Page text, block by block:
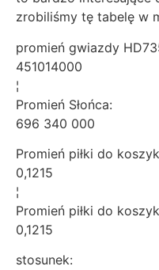
zrobiliśmy tę tabelę w
promień gwiazdy
451014000
¦
Promień Słońca:
696 340 000
Promień piłki do
0,1215
¦
Promień piłki do
0,1215
stosunek: